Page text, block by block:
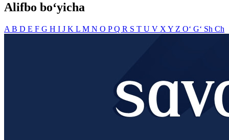
Alifbo bo‘yicha
A B D E F G H I J K L M N O PQ R S T U V X Y Z O‘ G‘ Sh Ch